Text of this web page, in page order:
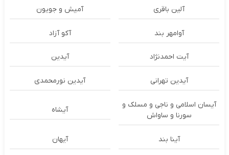
آلین باقری آمیش و جویون
آوامهر بند آکو آزاد
آیت احمدنژاد آیدین
آیدین تهرانی آیدین نورمحمدی
آیسان اسلامی و ناجی و مسلک و
سورنا و ساواش
آیشاه
آینا بند آیهان